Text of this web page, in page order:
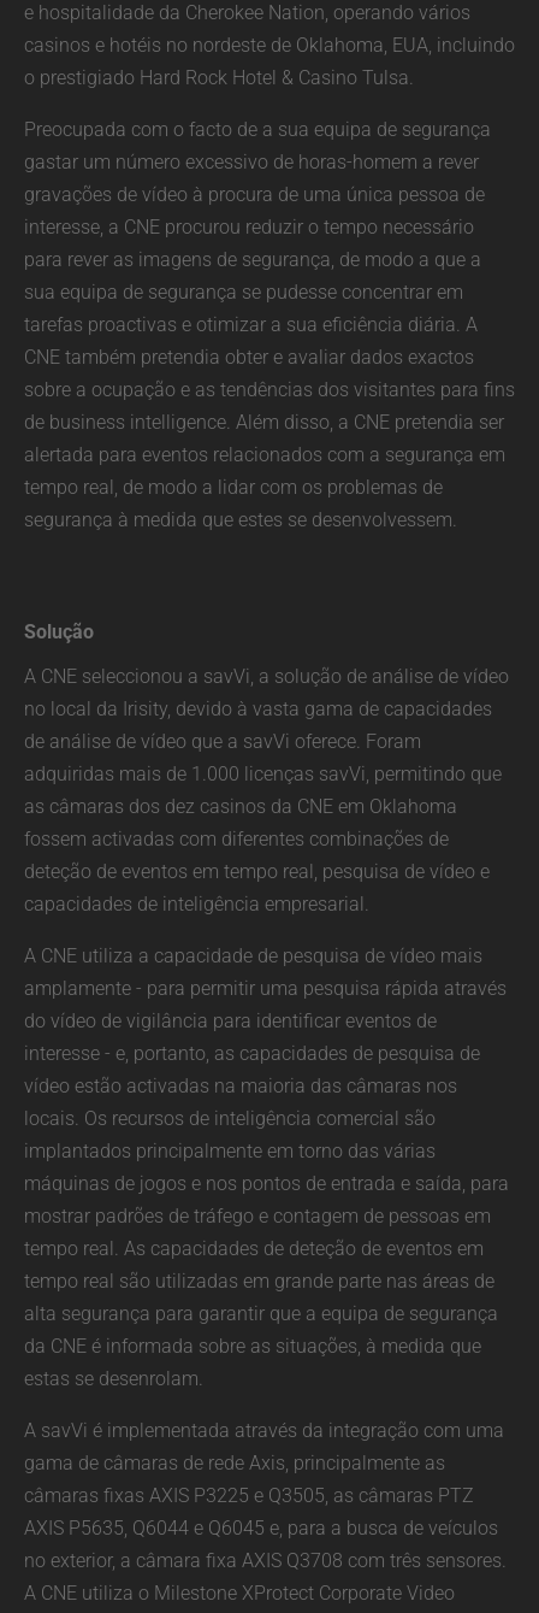
e hospitalidade da Cherokee Nation, operando vários
casinos e hotéis no nordeste de Oklahoma, EUA, incluindo
o prestigiado Hard Rock Hotel & Casino Tulsa.
Preocupada com o facto de a sua equipa de segurança
gastar um número excessivo de horas-homem a rever
gravações de vídeo à procura de uma única pessoa de
interesse, a CNE procurou reduzir o tempo necessário
para rever as imagens de segurança, de modo a que a
sua equipa de segurança se pudesse concentrar em
tarefas proactivas e otimizar a sua eficiência diária. A
CNE também pretendia obter e avaliar dados exactos
sobre a ocupação e as tendências dos visitantes para fins
de business intelligence. Além disso, a CNE pretendia ser
alertada para eventos relacionados com a segurança em
tempo real, de modo a lidar com os problemas de
segurança à medida que estes se desenvolvessem.
Solução
A CNE seleccionou a savVi, a solução de análise de vídeo
no local da Irisity, devido à vasta gama de capacidades
de análise de vídeo que a savVi oferece. Foram
adquiridas mais de 1.000 licenças savVi, permitindo que
as câmaras dos dez casinos da CNE em Oklahoma
fossem activadas com diferentes combinações de
deteção de eventos em tempo real, pesquisa de vídeo e
capacidades de inteligência empresarial.
A CNE utiliza a capacidade de pesquisa de vídeo mais
amplamente - para permitir uma pesquisa rápida através
do vídeo de vigilância para identificar eventos de
interesse - e, portanto, as capacidades de pesquisa de
vídeo estão activadas na maioria das câmaras nos
locais. Os recursos de inteligência comercial são
implantados principalmente em torno das várias
máquinas de jogos e nos pontos de entrada e saída, para
mostrar padrões de tráfego e contagem de pessoas em
tempo real. As capacidades de deteção de eventos em
tempo real são utilizadas em grande parte nas áreas de
alta segurança para garantir que a equipa de segurança
da CNE é informada sobre as situações, à medida que
estas se desenrolam.
A savVi é implementada através da integração com uma
gama de câmaras de rede Axis, principalmente as
câmaras fixas AXIS P3225 e Q3505, as câmaras PTZ
AXIS P5635, Q6044 e Q6045 e, para a busca de veículos
no exterior, a câmara fixa AXIS Q3708 com três sensores.
A CNE utiliza o Milestone XProtect Corporate Video